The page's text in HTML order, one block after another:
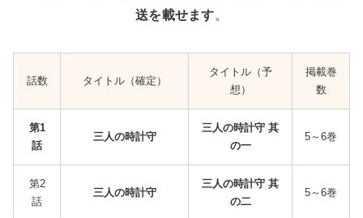
送を載せます。
話数 タイトル（確定）
タイトル（予
想）
掲載巻
数
第1
話
三人の時計守
三人の時計守 其
の一
5～6巻
第2
話
三人の時計守
三人の時計守 其
の二
5～6巻